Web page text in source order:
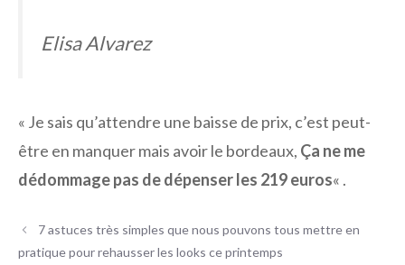
Elisa Alvarez
« Je sais qu’attendre une baisse de prix, c’est peut-
être en manquer mais avoir le bordeaux, Ça ne me
dédommage pas de dépenser les 219 euros« .
7 astuces très simples que nous pouvons tous mettre en
pratique pour rehausser les looks ce printemps